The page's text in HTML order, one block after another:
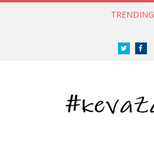
TRENDING
Twitter